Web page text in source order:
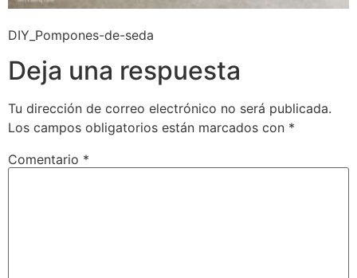
DIY_Pompones-de-seda
Deja una respuesta
Tu dirección de correo electrónico no será publicada.
Los campos obligatorios están marcados con *
Comentario *